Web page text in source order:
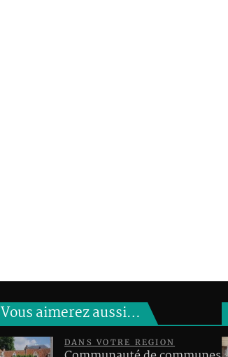
Vous aimerez aussi…
DANS VOTRE REGION